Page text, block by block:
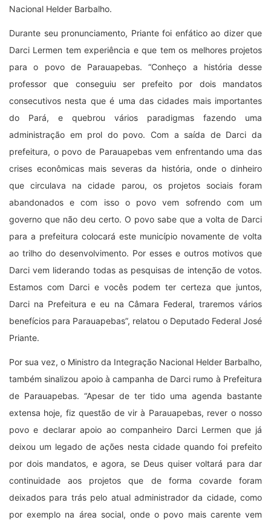
Nacional Helder Barbalho.
Durante seu pronunciamento, Priante foi enfático ao dizer que
Darci Lermen tem experiência e que tem os melhores projetos
para o povo de Parauapebas. “Conheço a história desse
professor que conseguiu ser prefeito por dois mandatos
consecutivos nesta que é uma das cidades mais importantes
do Pará, e quebrou vários paradigmas fazendo uma
administração em prol do povo. Com a saída de Darci da
prefeitura, o povo de Parauapebas vem enfrentando uma das
crises econômicas mais severas da história, onde o dinheiro
que circulava na cidade parou, os projetos sociais foram
abandonados e com isso o povo vem sofrendo com um
governo que não deu certo. O povo sabe que a volta de Darci
para a prefeitura colocará este município novamente de volta
ao trilho do desenvolvimento. Por esses e outros motivos que
Darci vem liderando todas as pesquisas de intenção de votos.
Estamos com Darci e vocês podem ter certeza que juntos,
Darci na Prefeitura e eu na Câmara Federal, traremos vários
benefícios para Parauapebas”, relatou o Deputado Federal José
Priante.
Por sua vez, o Ministro da Integração Nacional Helder Barbalho,
também sinalizou apoio à campanha de Darci rumo à Prefeitura
de Parauapebas. “Apesar de ter tido uma agenda bastante
extensa hoje, fiz questão de vir à Parauapebas, rever o nosso
povo e declarar apoio ao companheiro Darci Lermen que já
deixou um legado de ações nesta cidade quando foi prefeito
por dois mandatos, e agora, se Deus quiser voltará para dar
continuidade aos projetos que de forma covarde foram
deixados para trás pelo atual administrador da cidade, como
por exemplo na área social, onde o povo mais carente vem